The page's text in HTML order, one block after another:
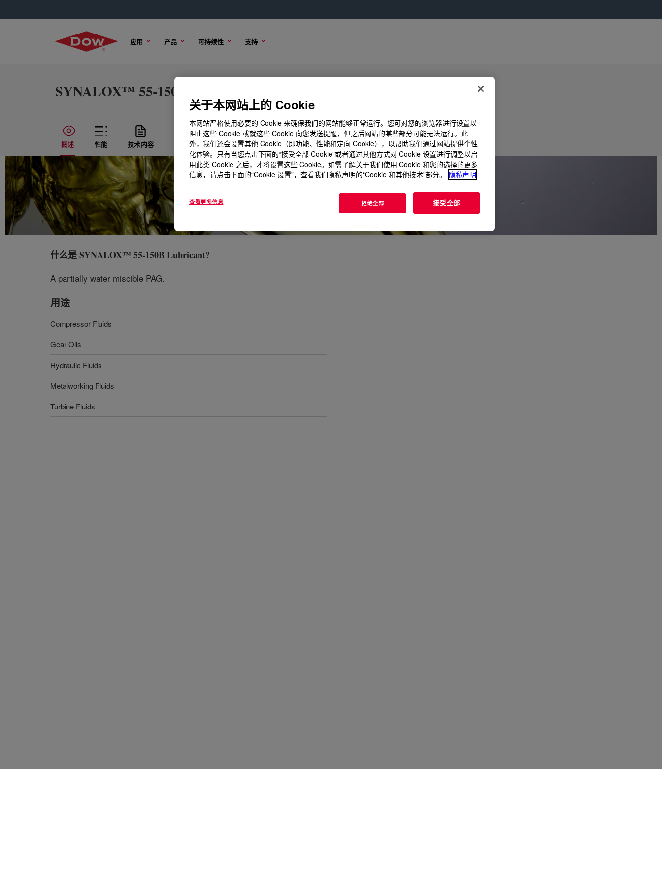
应用 产品 可持续性 支持
SYNALOX™ 55-150B Lubricant
概述 性能 技术内容 样品选项 购买选项
什么是SYNALOX™ 55-150B Lubricant?
A partially water miscible PAG.
用途
Compressor Fluids
Gear Oils
Hydraulic Fluids
Metalworking Fluids
Turbine Fluids
关于本网站上的 Cookie
本网站严格使用必要的 Cookie 来确保我们的网站能够正常运行。您可对您的浏览器进行设置以
阻止这些 Cookie 或就这些 Cookie 向您发送提醒，但之后网站的某些部分可能无法运行。此
外，我们还会设置其他 Cookie（即功能、性能和定向 Cookie），以帮助我们通过网站提供个性
化体验。只有当您点击下面的“接受全部 Cookie”或者通过其他方式对 Cookie 设置进行调整以启
用此类 Cookie 之后，才将设置这些 Cookie。如需了解关于我们使用 Cookie 和您的选择的更多
信息，请点击下面的“Cookie 设置”，查看我们隐私声明的“Cookie 和其他技术”部分。
隐私声明
查看更多信息 拒绝全部 接受全部